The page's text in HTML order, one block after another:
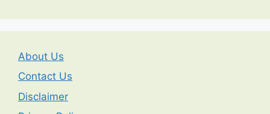
About Us
Contact Us
Disclaimer